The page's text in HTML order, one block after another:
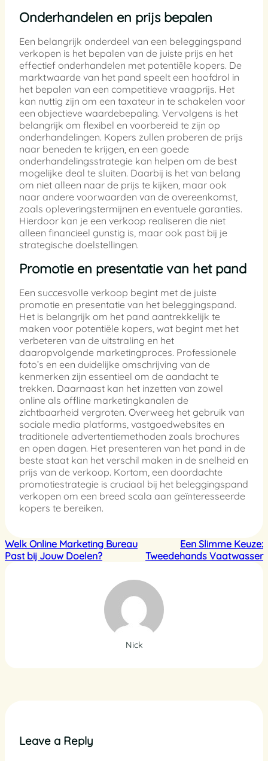
Onderhandelen en prijs bepalen
Een belangrijk onderdeel van een beleggingspand
verkopen is het bepalen van de juiste prijs en het
effectief onderhandelen met potentiële kopers. De
marktwaarde van het pand speelt een hoofdrol in
het bepalen van een competitieve vraagprijs. Het
kan nuttig zijn om een taxateur in te schakelen voor
een objectieve waardebepaling. Vervolgens is het
belangrijk om flexibel en voorbereid te zijn op
onderhandelingen. Kopers zullen proberen de prijs
naar beneden te krijgen, en een goede
onderhandelingsstrategie kan helpen om de best
mogelijke deal te sluiten. Daarbij is het van belang
om niet alleen naar de prijs te kijken, maar ook
naar andere voorwaarden van de overeenkomst,
zoals opleveringstermijnen en eventuele garanties.
Hierdoor kan je een verkoop realiseren die niet
alleen financieel gunstig is, maar ook past bij je
strategische doelstellingen.
Promotie en presentatie van het pand
Een succesvolle verkoop begint met de juiste
promotie en presentatie van het beleggingspand.
Het is belangrijk om het pand aantrekkelijk te
maken voor potentiële kopers, wat begint met het
verbeteren van de uitstraling en het
daaropvolgende marketingproces. Professionele
foto’s en een duidelijke omschrijving van de
kenmerken zijn essentieel om de aandacht te
trekken. Daarnaast kan het inzetten van zowel
online als offline marketingkanalen de
zichtbaarheid vergroten. Overweeg het gebruik van
sociale media platforms, vastgoedwebsites en
traditionele advertentiemethoden zoals brochures
en open dagen. Het presenteren van het pand in de
beste staat kan het verschil maken in de snelheid en
prijs van de verkoop. Kortom, een doordachte
promotiestrategie is cruciaal bij het beleggingspand
verkopen om een breed scala aan geïnteresseerde
kopers te bereiken.
Welk Online Marketing Bureau
Past bij Jouw Doelen?
Een Slimme Keuze:
Tweedehands Vaatwasser
Nick
Leave a Reply